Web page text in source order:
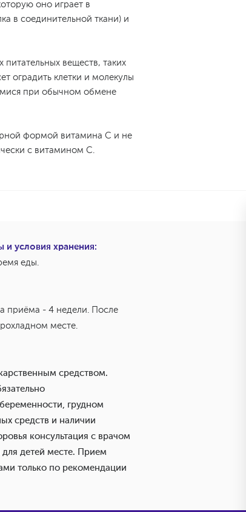
оно играет в
в соединительной ткани) и
веществ, таких
оградить клетки и молекулы
при обычном обмене
формой витамина С и не
с витамином С.
условия хранения:
еды.
приёма - 4 недели. После
месте.
средством.
грудном
средств и наличии
консультация с врачом
для детей месте. Прием
только по рекомендации